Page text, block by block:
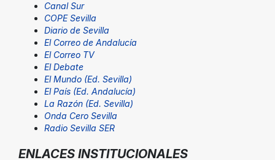
Canal Sur
COPE Sevilla
Diario de Sevilla
El Correo de Andalucía
El Correo TV
El Debate
El Mundo (Ed. Sevilla)
El País (Ed. Andalucía)
La Razón (Ed. Sevilla)
Onda Cero Sevilla
Radio Sevilla SER
ENLACES INSTITUCIONALES